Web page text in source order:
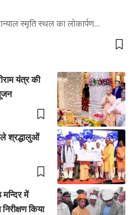
स्मृति स्थल का लोकार्पण…
यंत्र की
श्रद्धालुओं
मन्दिर में
किया